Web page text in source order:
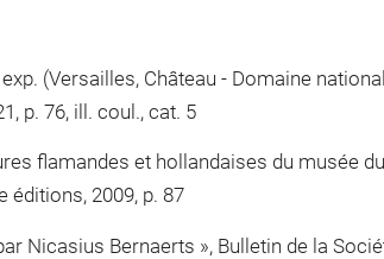
(Versailles, Château - Domaine
p. 76, ill. coul., cat. 5
flamandes et hollandaises du musée
éditions, 2009, p. 87
Nicasius Bernaerts », Bulletin de la